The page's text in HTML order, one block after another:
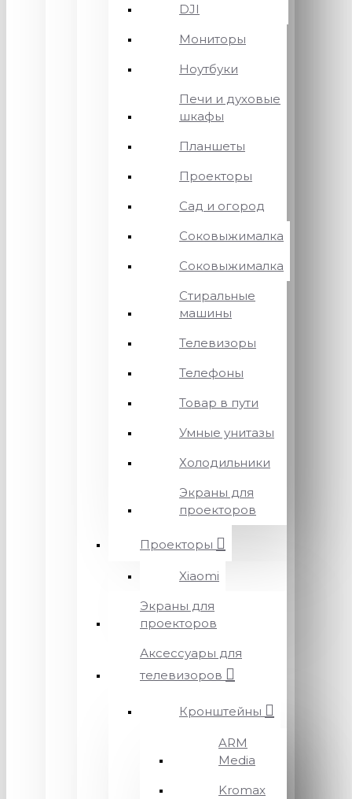
DJI
Мониторы
Ноутбуки
Печи и духовые
шкафы
Планшеты
Проекторы
Сад и огород
Соковыжималка
Соковыжималка
Стиральные
машины
Телевизоры
Телефоны
Товар в пути
Умные унитазы
Холодильники
Экраны для
проекторов
Проекторы
Xiaomi
Экраны для
проекторов
Аксессуары для
телевизоров
Кронштейны
ARM
Media
Kromax